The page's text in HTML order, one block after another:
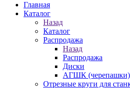
Главная
Каталог
Назад
Каталог
Распродажа
Назад
Распродажа
Диски
АГШК (черепашки)
Отрезные круги для